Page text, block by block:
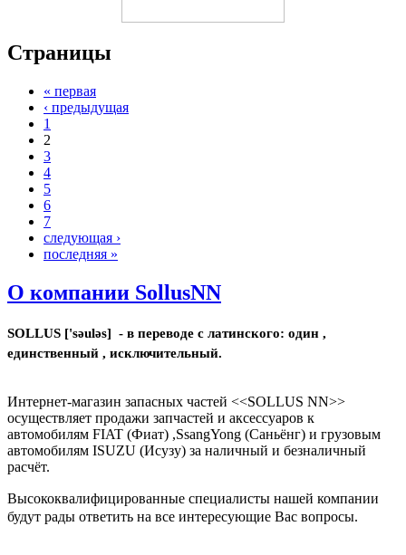
Страницы
« первая
‹ предыдущая
1
2
3
4
5
6
7
следующая ›
последняя »
О компании SollusNN
SOLLUS ['səuləs] - в переводе с латинского: один ,
единственный , исключительный.
Интернет-магазин запасных частей <<SOLLUS NN>>
осуществляет продажи запчастей и аксессуаров к
автомобилям FIAT (Фиат) ,SsangYong (Саньёнг) и грузовым
автомобилям ISUZU (Исузу) за наличный и безналичный
расчёт.
Высококвалифицированные специалисты нашей компании
будут рады ответить на все интересующие Вас вопросы.